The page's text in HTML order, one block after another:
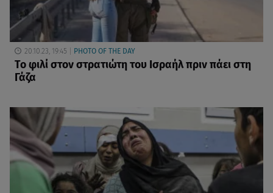
20.10.23, 19:45 PHOTO OF THE DAY
Το φιλί στον στρατιώτη του Ισραήλ πριν πάει στη
Γάζα